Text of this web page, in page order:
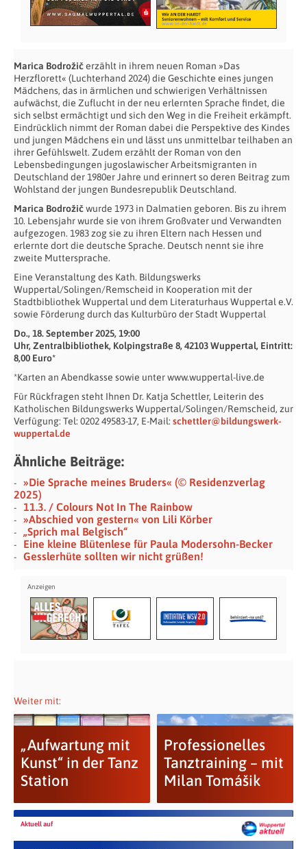
Marica Bodrožičerzählt in ihrem neuen Roman »Das
Herzflorett« (Luchterhand 2024) die Geschichte eines jungen
Mädchens, das in ärmlichen und schwierigen Verhältnissen
aufwächst, die Zuflucht in der neu erlernten Sprache findet, die
sich selbst ermächtigt und sich den Weg in die Freiheit erkämpft.
Eindrücklich nimmt der Roman dabei die Perspektive des Kindes
und jungen Mädchens ein und lässt uns unmittelbar teilhaben an
ihrer Gefühlswelt. Zudem erzählt der Roman von den
Lebensbedingungen jugoslawischer Arbeitsmigranten in
Deutschland der 1980er Jahre und erinnert so deren Beitrag zum
Wohlstand der jungen Bundesrepublik Deutschland.
Marica Bodrožičwurde 1973 in Dalmatien geboren. Bis zu ihrem
10. Lebensjahr wurde sie von ihrem Großvater und Verwandten
aufgezogen. 1983 zog sie zu ihren Eltern nach Hessen und
erlernte dort die deutsche Sprache. Deutsch nennt sie ihre
zweite Muttersprache.
Eine Veranstaltung des Kath. Bildungswerks
Wuppertal/Solingen/Remscheid in Kooperation mit der
Stadtbibliothek Wuppertal und dem Literaturhaus Wuppertal e.V.
sowie Förderung durch das Kulturbüro der Stadt Wuppertal
Do., 18. September 2025, 19:00
Uhr, Zentralbibliothek, Kolpingstraße 8, 42103 Wuppertal, Eintritt:
8,00 Euro*
*Karten an Abendkasse sowie unter www.wuppertal-live.de
Für Rückfragen steht Ihnen Dr. Katja Schettler, Leiterin des
Katholischen Bildungswerks Wuppertal/Solingen/Remscheid, zur
Verfügung: Tel: 0202 49583-17, E-Mail: schettler@bildungswerk-
wuppertal.de
Ähnliche Beiträge:
»Die Sprache meines Bruders« (© Residenzverlag
2025)
11.3. / Colours Not In The Rainbow
»Abschied von gestern« von Lili Körber
„Sprich mal Belgisch“
Eine kleine Blütenlese für Paula Modersohn-Becker
Gesslerhüte sollten wir nicht grüßen!
Weiter mit:
„Aufwartung mit
Kunst“ in der Tanz
Station
Professionelles
Tanztraining – mit
Milan Tomášik
Aktuell auf